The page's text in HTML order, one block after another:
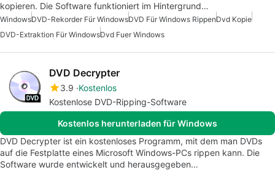
kopieren. Die Software funktioniert im Hintergrund…
WindowsDVD-Rekorder Für WindowsDVD Für Windows RippenDvd Kopie
DVD-Extraktion Für WindowsDvd Fuer Windows
DVD Decrypter
3.9 Kostenlos
Kostenlose DVD-Ripping-Software
Kostenlos herunterladen für Windows
DVD Decrypter ist ein kostenloses Programm, mit dem man DVDs
auf die Festplatte eines Microsoft Windows-PCs rippen kann. Die
Software wurde entwickelt und herausgegeben…